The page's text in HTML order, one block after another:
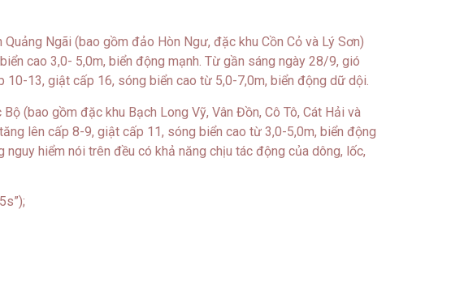
Ngãi (bao gồm đảo Hòn Ngư, đặc khu Cồn Cỏ và Lý Sơn)
cao 3,0- 5,0m, biển động mạnh. Từ gần sáng ngày 28/9, gió
13, giật cấp 16, sóng biển cao từ 5,0-7,0m, biển động dữ dội.
(bao gồm đặc khu Bạch Long Vỹ, Vân Đồn, Cô Tô, Cát Hải và
lên cấp 8-9, giật cấp 11, sóng biển cao từ 3,0-5,0m, biển động
nguy hiểm nói trên đều có khả năng chịu tác động của dông, lốc,